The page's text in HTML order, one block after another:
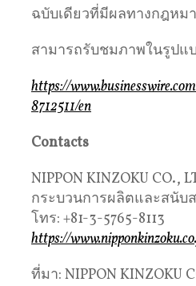
ฉบับเดียวที่มีผลทางกฎหม
สามารถรับชมภาพในรูปแ
https://
8712511/en
Contacts
NIPPON KINZOKU CO.,
กระบวนการผลิตและสนับ
โทร: +81-3-5765-8113
https://
ที่มา: NIPPON KINZOKU